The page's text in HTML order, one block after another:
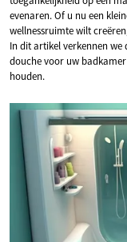
evenaren. Of u nu een
wellnessruimte wilt
In dit artikel verkennen we
douche voor uw
houden.